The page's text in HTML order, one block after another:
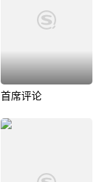
首席评论